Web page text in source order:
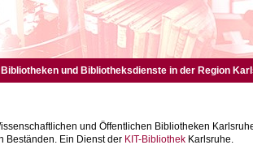
Bibliotheken und Bibliotheksdienste in der Region
und Öffentlichen Bibliotheken
Beständen. Ein Dienst der KIT-Bibliothek Karlsruhe.